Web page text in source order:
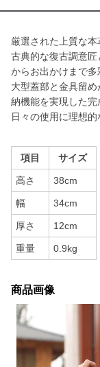
厳選された上質な本
古典的な復古調意
からお出かけまで多
大型蓋部と金具留
納機能を実現した完
日々の使用に理想的
項目 サイズ
高さ 38cm
幅 34cm
厚さ 12cm
重量 0.9kg
商品画像